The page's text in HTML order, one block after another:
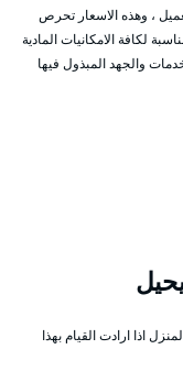
، وهذه الاسعار تحرص
لكافة الامكانيات المادية
والجهد المبذول فيها
اذا ارادت القيام بهذا